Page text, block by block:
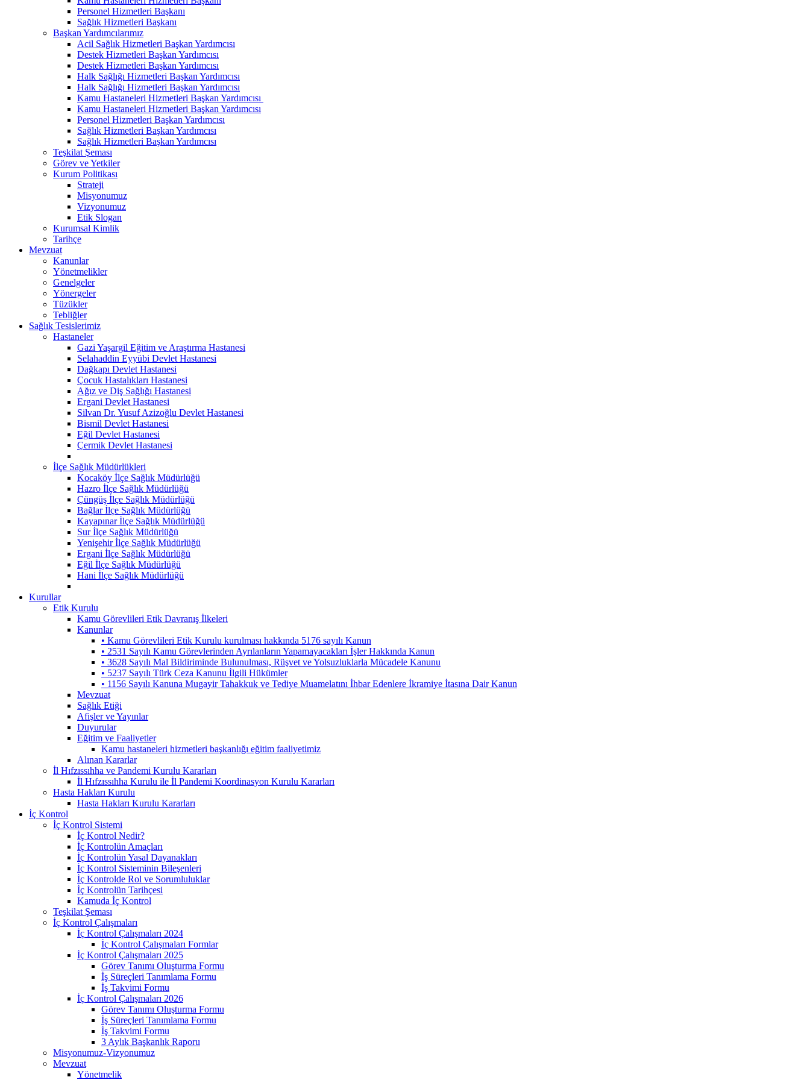
Personel Hizmetleri Başkanı
Sağlık Hizmetleri Başkanı
Başkan Yardımcılarımız
Acil Sağlık Hizmetleri Başkan Yardımcısı
Destek Hizmetleri Başkan Yardımcısı
Destek Hizmetleri Başkan Yardımcısı
Halk Sağlığı Hizmetleri Başkan Yardımcısı
Halk Sağlığı Hizmetleri Başkan Yardımcısı
Kamu Hastaneleri Hizmetleri Başkan Yardımcısı ​
Kamu Hastaneleri Hizmetleri Başkan Yardımcısı
Personel Hizmetleri Başkan Yardımcısı
Sağlık Hizmetleri Başkan Yardımcısı
Sağlık Hizmetleri Başkan Yardımcısı
Teşkilat Şeması
Görev ve Yetkiler
Kurum Politikası
Strateji
Misyonumuz
Vizyonumuz
Etik Slogan
Kurumsal Kimlik
Tarihçe
Mevzuat
Kanunlar
Yönetmelikler
Genelgeler
Yönergeler
Tüzükler
Tebliğler
Sağlık Tesislerimiz
Hastaneler
Gazi Yaşargil Eğitim ve Araştırma Hastanesi
Selahaddin Eyyübi Devlet Hastanesi
Dağkapı Devlet Hastanesi
Çocuk Hastalıkları Hastanesi
Ağız ve Diş Sağlığı Hastanesi
Ergani Devlet Hastanesi
Silvan Dr. Yusuf Azizoğlu Devlet Hastanesi
Bismil Devlet Hastanesi
Eğil Devlet Hastanesi
Çermik Devlet Hastanesi
İlçe Sağlık Müdürlükleri
Kocaköy İlçe Sağlık Müdürlüğü
Hazro İlçe Sağlık Müdürlüğü
Çüngüş İlçe Sağlık Müdürlüğü
Bağlar İlçe Sağlık Müdürlüğü
Kayapınar İlçe Sağlık Müdürlüğü
Sur İlçe Sağlık Müdürlüğü
Yenişehir İlçe Sağlık Müdürlüğü
Ergani İlçe Sağlık Müdürlüğü
Eğil İlçe Sağlık Müdürlüğü
Hani İlçe Sağlık Müdürlüğü
Kurullar
Etik Kurulu
Kamu Görevlileri Etik Davranış İlkeleri
Kanunlar
• Kamu Görevlileri Etik Kurulu kurulması hakkında 5176 sayılı Kanun
• 2531 Sayılı Kamu Görevlerinden Ayrılanların Yapamayacakları İşler Hakkında Kanun
• 3628 Sayılı Mal Bildiriminde Bulunulması, Rüşvet ve Yolsuzluklarla Mücadele Kanunu
• 5237 Sayılı Türk Ceza Kanunu İlgili Hükümler
• 1156 Sayılı Kanuna Mugayir Tahakkuk ve Tediye Muamelatını İhbar Edenlere İkramiye İtasına Dair Kanun
Mevzuat
Sağlık Etiği
Afişler ve Yayınlar
Duyurular
Eğitim ve Faaliyetler
Kamu hastaneleri hizmetleri başkanlığı eğitim faaliyetimiz
Alınan Kararlar
İl Hıfzıssıhha ve Pandemi Kurulu Kararları
İl Hıfzıssıhha Kurulu ile İl Pandemi Koordinasyon Kurulu Kararları
Hasta Hakları Kurulu
Hasta Hakları Kurulu Kararları
İç Kontrol
İç Kontrol Sistemi
İç Kontrol Nedir?
İç Kontrolün Amaçları
İç Kontrolün Yasal Dayanakları
İç Kontrol Sisteminin Bileşenleri
İç Kontrolde Rol ve Sorumluluklar
İç Kontrolün Tarihçesi
Kamuda İç Kontrol
Teşkilat Şeması
İç Kontrol Çalışmaları
İç Kontrol Çalışmaları 2024
İç Kontrol Çalışmaları Formlar
İç Kontrol Çalışmaları 2025
Görev Tanımı Oluşturma Formu
İş Süreçleri Tanımlama Formu
İş Takvimi Formu
İç Kontrol Çalışmaları 2026
Görev Tanımı Oluşturma Formu
İş Süreçleri Tanımlama Formu
İş Takvimi Formu
3 Aylık Başkanlık Raporu
Misyonumuz-Vizyonumuz
Mevzuat
Yönetmelik